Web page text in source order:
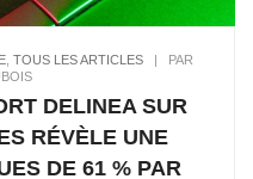
, TOUS LES ARTICLES|
PAR
DELINEA SUR
RÉVÈLE UNE
DE 61 % PAR